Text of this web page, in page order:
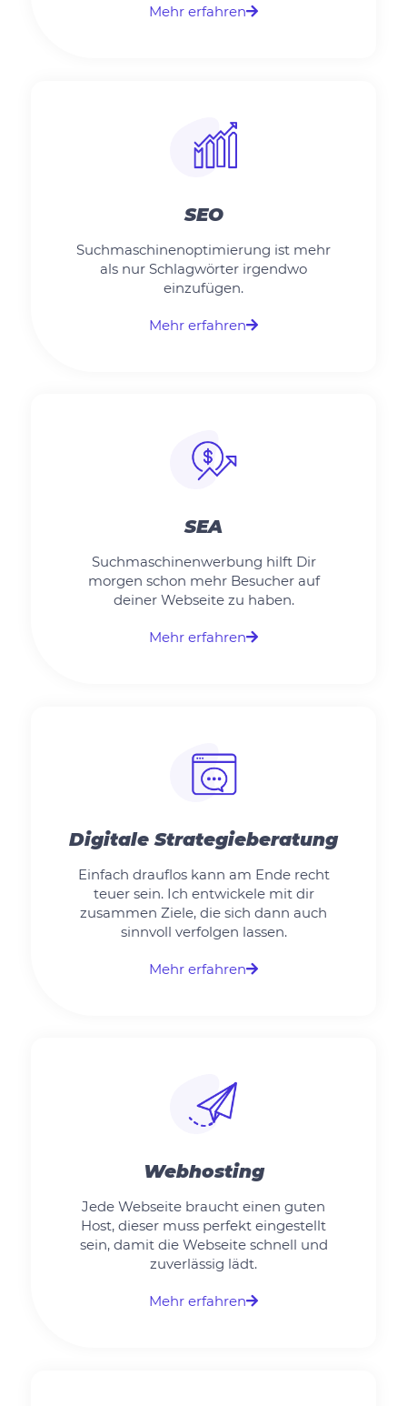
Mehr erfahren
SEO
Suchmaschinenoptimierung ist mehr
als nur Schlagwörter irgendwo
einzufügen.
Mehr erfahren
SEA
Suchmaschinenwerbung hilft Dir
morgen schon mehr Besucher auf
deiner Webseite zu haben.
Mehr erfahren
Digitale Strategieberatung
Einfach drauflos kann am Ende recht
teuer sein. Ich entwickele mit dir
zusammen Ziele, die sich dann auch
sinnvoll verfolgen lassen.
Mehr erfahren
Webhosting
Jede Webseite braucht einen guten
Host, dieser muss perfekt eingestellt
sein, damit die Webseite schnell und
zuverlässig lädt.
Mehr erfahren